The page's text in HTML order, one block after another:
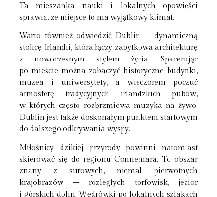
Ta mieszanka nauki i lokalnych opowieści
sprawia, że miejsce to ma wyjątkowy klimat.
Warto również odwiedzić Dublin – dynamiczną
stolicę Irlandii, która łączy zabytkową architekturę
z nowoczesnym stylem życia. Spacerując
po mieście można zobaczyć historyczne budynki,
muzea i uniwersytety, a wieczorem poczuć
atmosferę tradycyjnych irlandzkich pubów,
w których często rozbrzmiewa muzyka na żywo.
Dublin jest także doskonałym punktem startowym
do dalszego odkrywania wyspy.
Miłośnicy dzikiej przyrody powinni natomiast
skierować się do regionu Connemara. To obszar
znany z surowych, niemal pierwotnych
krajobrazów – rozległych torfowisk, jezior
i górskich dolin. Wędrówki po lokalnych szlakach